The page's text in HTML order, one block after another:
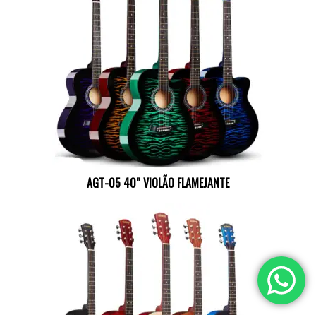
AGT-05 40″ VIOLÃO FLAMEJANTE